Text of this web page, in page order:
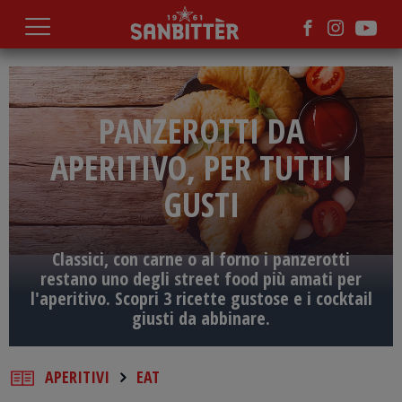
contenuto
principale
PANZEROTTI DA
APERITIVO, PER TUTTI I
GUSTI
Classici, con carne o al forno i panzerotti
restano uno degli street food più amati per
l'aperitivo. Scopri 3 ricette gustose e i cocktail
giusti da abbinare.
APERITIVI EAT